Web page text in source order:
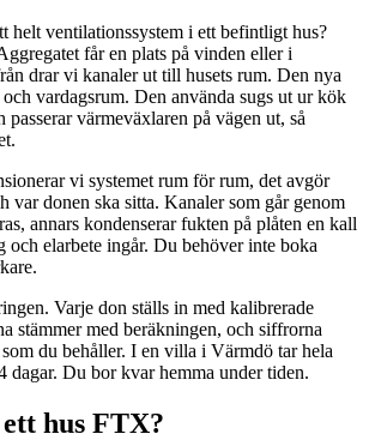
helt ventilationssystem i ett befintligt hus?
får en plats på vinden eller i
drar vi kanaler ut till husets rum. Den nya
vardagsrum. Den använda sugs ut ur kök
värmeväxlaren på vägen ut, så
vi systemet rum för rum, det avgör
var donen ska sitta. Kanaler som går genom
annars kondenserar fukten på plåten en kall
och elarbete ingår. Du behöver inte boka
Varje don ställs in med kalibrerade
stämmer med beräkningen, och siffrorna
du behåller. I en villa i Värmdö tar hela
dagar. Du bor kvar hemma under tiden.
hus FTX?